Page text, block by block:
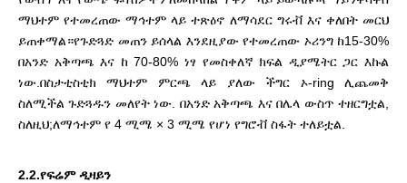
ማህተም የተመረጠው ማኅተም ላይ ተጽዕኖ ለማሳደር ግሩቭ እና ቀለበት መርህ
ይጠቀማል።የጉድጓድ መጠን ይሰላል እንደዚያው የተመረጠው ኦሪንግ ከ15-30%
በአንድ አቅጣጫ እና ከ 70-80% ነፃ የመስቀለኛ ክፍል ዲያሜትር ጋር እኩል
ነው.በስታቲስቲክ ማህተም ምርጫ ላይ ያለው ችግር ኦ-ring ሊጨመቅ
ስለሚችል ጉድጓዱን መለየት ነው. በአንድ አቅጣጫ እና በሌላ ውስጥ ተዘርግቷል,
ስለዚህ;ለማኅተም የ 4 ሚሜ × 3 ሚሜ የሆነ የግሮቭ ስፋት ተለይቷል.
2.2.የፍሬም ዲዛይን